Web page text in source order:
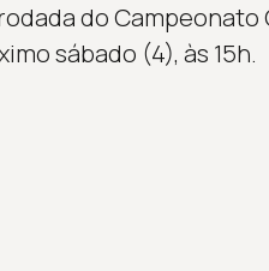
do
sábado (4), às 15h.